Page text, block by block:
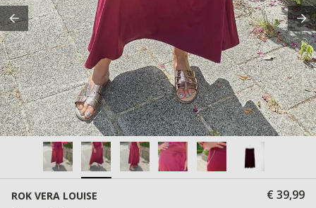
ROK VERA LOUISE
€ 39,99